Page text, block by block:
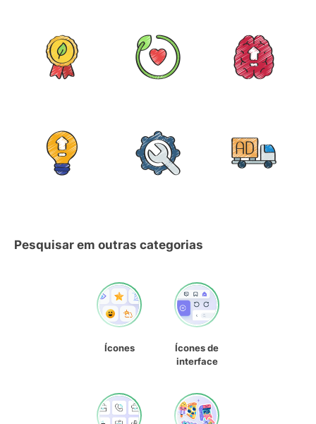
Pesquisar em outras categorias
Ícones
Ícones de
interface